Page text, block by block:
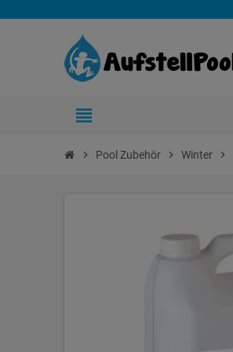
view_headline
chevron_right Pool Zubehör chevron_right Winter chevron_right